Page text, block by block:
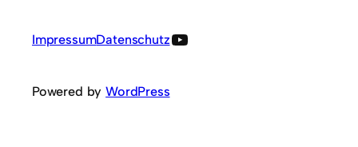
ImpressumDatenschutzYouTube
Powered byWordPress